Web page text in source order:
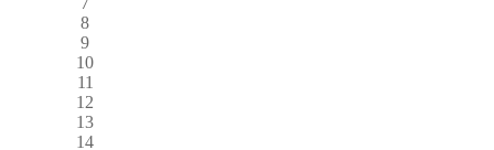
8
9
10
11
12
13
14